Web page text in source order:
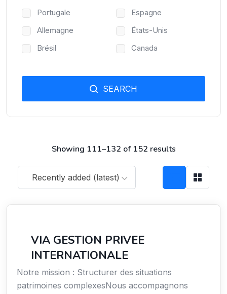
Showing 111–132 of 152 results
Recently added (latest)
VIA GESTION PRIVEE
INTERNATIONALE
Notre mission : Structurer des situations
patrimoines complexesNous accompagnons
Portugale
Espagne
Allemagne
États-Unis
Brésil
Canada
SEARCH